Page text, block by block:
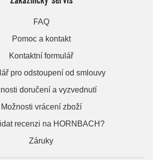
FAQ
Pomoc a kontakt
Kontaktní formulář
pro odstoupení od smlouvy
doručení a vyzvednutí
Možnosti vrácení zboží
recenzi na HORNBACH?
Záruky